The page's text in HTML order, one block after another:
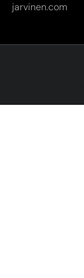
jarvinen.com